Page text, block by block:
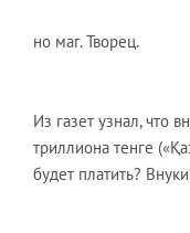
но маг. Творец.
Из газет узнал, что
триллиона тенге
будет платить?